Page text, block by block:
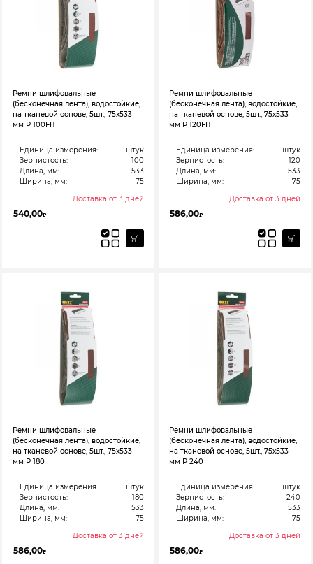
Ремни шлифовальные
(бесконечная лента), водостойкие,
на тканевой основе, 5шт., 75х533
мм Р 100FIT
Единица измерения:
штук
Зернистость:
100
Длина, мм:
533
Ширина, мм:
75
Доставка от 3 дней
540,00₽
Ремни шлифовальные
(бесконечная лента), водостойкие,
на тканевой основе, 5шт., 75х533
мм Р 120FIT
Единица измерения:
штук
Зернистость:
120
Длина, мм:
533
Ширина, мм:
75
Доставка от 3 дней
586,00₽
Ремни шлифовальные
(бесконечная лента), водостойкие,
на тканевой основе, 5шт., 75х533
мм Р 180
Единица измерения:
штук
Зернистость:
180
Длина, мм:
533
Ширина, мм:
75
Доставка от 3 дней
586,00₽
Ремни шлифовальные
(бесконечная лента), водостойкие,
на тканевой основе, 5шт., 75х533
мм Р 240
Единица измерения:
штук
Зернистость:
240
Длина, мм:
533
Ширина, мм:
75
Доставка от 3 дней
586,00₽